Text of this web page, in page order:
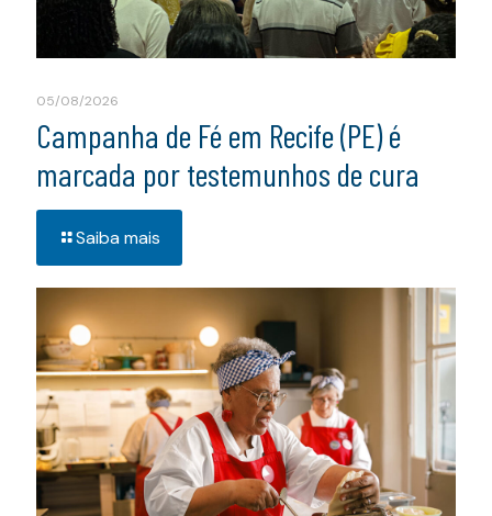
05/08/2026
Campanha de Fé em Recife (PE) é
marcada por testemunhos de cura
Saiba mais